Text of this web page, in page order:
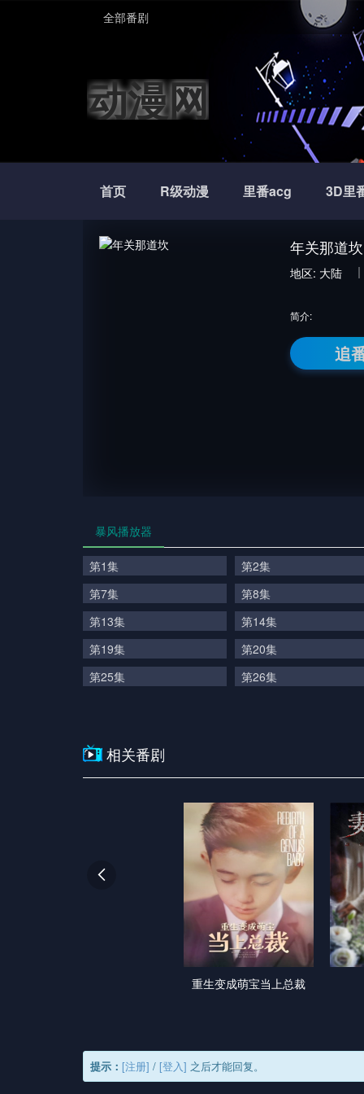
全部番剧
动漫网
首页 R级动漫 里番acg 3D里
年关那道坎
地区: 大陆
简介:
追
暴风播放器
第1集
第2集
第7集
第8集
第13集
第14集
第19集
第20集
第25集
第26集
相关番剧
重生变成萌宝当上总裁

提示： [注册] / [登入] 之后才能回复。